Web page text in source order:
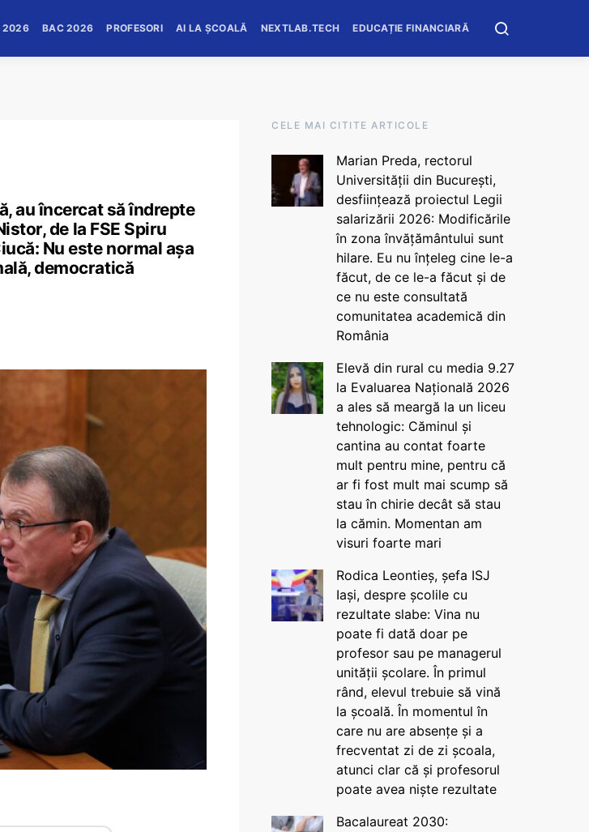
2026 BAC 2026 PROFESORI AI LA ȘCOALĂ NEXTLAB.TECH EDUCAȚIE FINANCIARĂ
au încercat să îndrepte
de la FSE Spiru
Nu este normal așa
democratică
CELE MAI CITITE ARTICOLE
Marian Preda, rectorul
Universității din București,
desființează proiectul Legii
salarizării 2026: Modificările
în zona învățământului sunt
hilare. Eu nu înțeleg cine le-a
făcut, de ce le-a făcut și de
ce nu este consultată
comunitatea academică din
România
Elevă din rural cu media 9.27
la Evaluarea Națională 2026
a ales să meargă la un liceu
tehnologic: Căminul și
cantina au contat foarte
mult pentru mine, pentru că
ar fi fost mult mai scump să
stau în chirie decât să stau
la cămin. Momentan am
visuri foarte mari
Rodica Leontieș, șefa ISJ
Iași, despre școlile cu
rezultate slabe: Vina nu
poate fi dată doar pe
profesor sau pe managerul
unității școlare. În primul
rând, elevul trebuie să vină
la școală. În momentul în
care nu are absențe și a
frecventat zi de zi școala,
atunci clar că și profesorul
poate avea niște rezultate
Bacalaureat 2030: